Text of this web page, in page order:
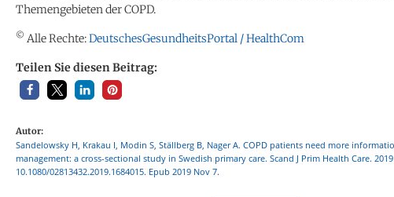
Themengebieten der COPD.
© Alle Rechte:DeutschesGesundheitsPortal / HealthCom
Teilen Sie diesen Beitrag:
Autor:
Sandelowsky H, Krakau I, Modin S, Ställberg B, Nager A. COPD patients need more
management: a cross-sectional study in Swedish primary care. Scand J Prim Health Care.
10.1080/02813432.2019.1684015. Epub 2019 Nov 7.